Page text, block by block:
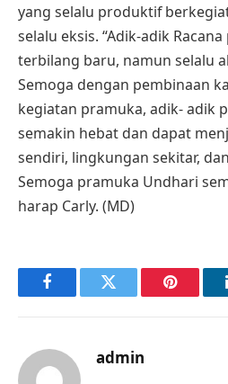
yang selalu produktif
selalu eksis. “Adik-adik
terbilang baru, namun selalu
Semoga dengan pembinaan
kegiatan pramuka, adik- adik
semakin hebat dan dapat
sendiri, lingkungan sekitar,
Semoga pramuka Undhari
harap Carly. (MD)
FacebookTwitter Pinterest
admin